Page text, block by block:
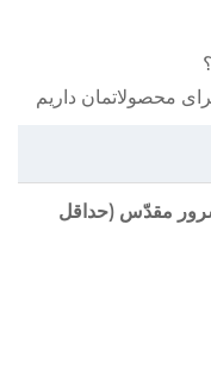
مقدّس (حداقل